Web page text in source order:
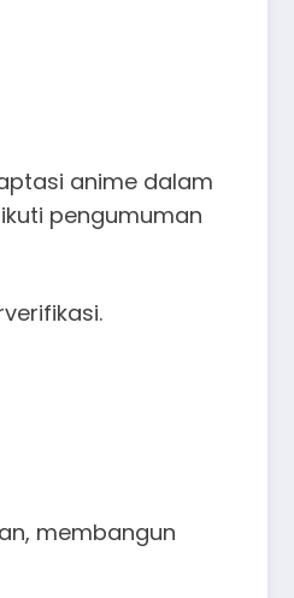
anime dalam
pengumuman
membangun